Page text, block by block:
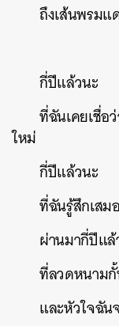
ถึงเส้นพรมแ
กี่ปีแล้วนะ
ที่ฉันเคยเชื่
ใหม่
กี่ปีแล้วนะ
ที่ฉันรู้สึกเส
ผ่านมากี่ปีแ
ที่ลวดหนามกั้
และหัวใจฉั